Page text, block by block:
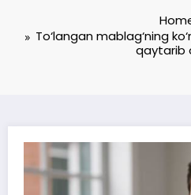
To‘langan mablag‘ning
qaytarib